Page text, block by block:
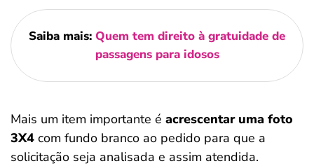
Saiba mais: Quem tem direito à gratuidade de
passagens para idosos
Mais um item importante é acrescentar uma foto
3X4 com fundo branco ao pedido para que a
solicitação seja analisada e assim atendida.